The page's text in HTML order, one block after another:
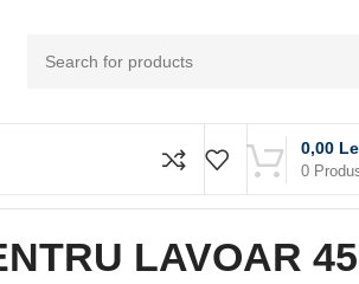
0
0,00
LAVOAR 45